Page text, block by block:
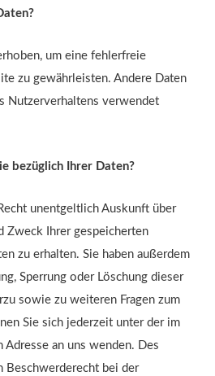
um eine fehlerfreie
zu gewährleisten. Andere Daten
Nutzerverhaltens verwendet
bezüglich Ihrer Daten?
unentgeltlich Auskunft über
Zweck Ihrer gespeicherten
zu erhalten. Sie haben außerdem
Sperrung oder Löschung dieser
sowie zu weiteren Fragen zum
Sie sich jederzeit unter der im
Adresse an uns wenden. Des
Beschwerderecht bei der